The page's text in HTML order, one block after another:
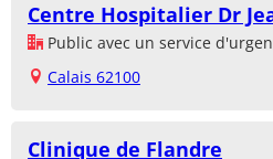
Centre Hospitalier Dr
Public avec un service
Calais 62100
Clinique de Flandre